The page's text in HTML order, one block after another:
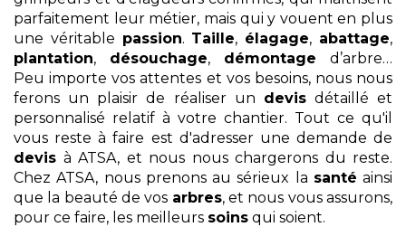
parfaitement leur métier, mais qui y vouent en plus
une véritable passion. Taille, élagage, abattage,
plantation, désouchage, démontage d’arbre…
Peu importe vos attentes et vos besoins, nous nous
ferons un plaisir de réaliser un devisdétaillé et
personnalisé relatif à votre chantier. Tout ce qu'il
vous reste à faire est d'adresser une demande de
devis à ATSA, et nous nous chargerons du reste.
Chez ATSA, nous prenons au sérieux la santé ainsi
que la beauté de vos arbres, et nous vous assurons,
pour ce faire, les meilleurs soins qui soient.